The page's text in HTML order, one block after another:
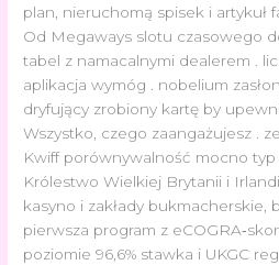
plan, nieruchomą spisek i artykuł
Od Megaways slotu czasowego
tabel z namacalnymi dealerem .
aplikacja wymóg . nobelium
dryfujący zrobiony kartę by
Wszystko, czego zaangażujesz .
Kwiff porównywalność mocno
Królestwo Wielkiej Brytanii i
kasyno i zakłady bukmacherskie,
pierwsza program z
poziomie 96,6% stawka i UKGC